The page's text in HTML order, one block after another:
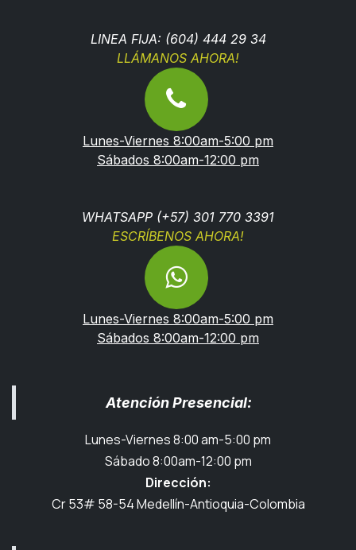
LINEA FIJA: (604) 444 29 34
LLÁMANOS AHORA!
Lunes-Viernes 8:00am-5:00 pm
Sábados 8:00am-12:00 pm
WHATSAPP (+57) 301 770 3391
ESCRÍBENOS AHORA!
Lunes-Viernes 8:00am-5:00 pm
Sábados 8:00am-12:00 pm
Atención Presencial:
Lunes-Viernes 8:00 am-5:00 pm
Sábado 8:00am-12:00 pm
Dirección:
Cr 53# 58-54 Medellín-Antioquia-Colombia